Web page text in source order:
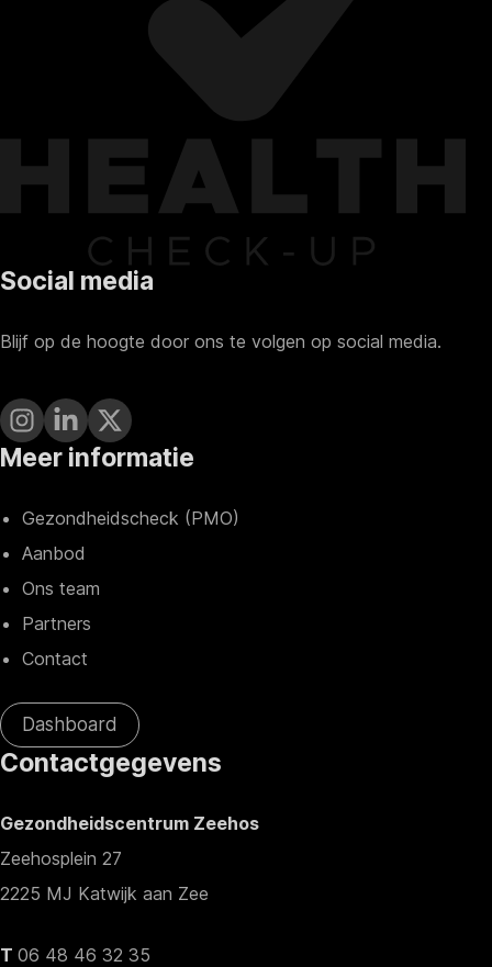
Social media
Blijf op de hoogte door ons te volgen op social media.
Meer informatie
Gezondheidscheck (PMO)
Aanbod
Ons team
Partners
Contact
Dashboard
Contactgegevens
Gezondheidscentrum Zeehos
Zeehosplein 27
2225 MJ Katwijk aan Zee
T 06 48 46 32 35